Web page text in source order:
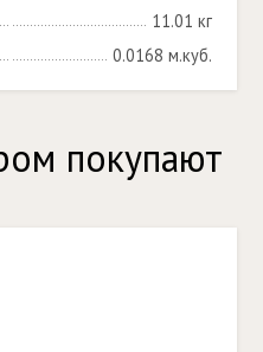
11.01 кг
0.0168 м.куб.
покупают